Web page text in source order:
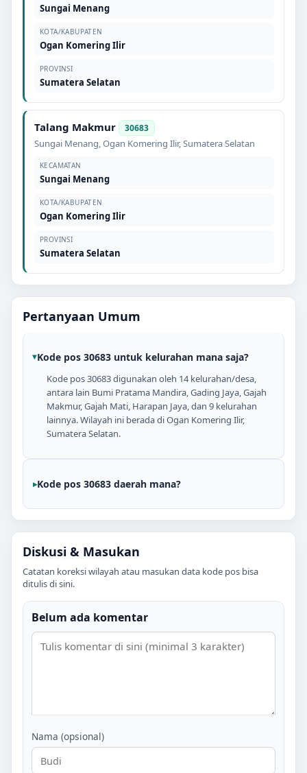
Sungai Menang
KOTA/KABUPATEN
Ogan Komering Ilir
PROVINSI
Sumatera Selatan
Talang Makmur 30683
Sungai Menang,Ogan Komering Ilir,Sumatera Selatan
KECAMATAN
Sungai Menang
KOTA/KABUPATEN
Ogan Komering Ilir
PROVINSI
Sumatera Selatan
Pertanyaan Umum
Kode pos 30683 untuk kelurahan mana saja?
Kode pos 30683 digunakan oleh 14 kelurahan/desa,
antara lain Bumi Pratama Mandira, Gading Jaya, Gajah
Makmur, Gajah Mati, Harapan Jaya, dan 9 kelurahan
lainnya. Wilayah ini berada di Ogan Komering Ilir,
Sumatera Selatan.
Kode pos 30683 daerah mana?
Diskusi & Masukan
Catatan koreksi wilayah atau masukan data kode pos bisa
ditulis di sini.
Belum ada komentar
Nama (opsional)